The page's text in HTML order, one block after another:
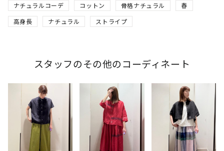
ナチュラルコーデ
コットン 骨格ナチュラル
春
高身長
ナチュラル ストライプ
スタッフのその他のコーディネート